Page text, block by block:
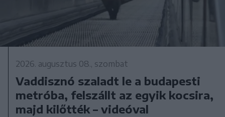
2026. augusztus 08., szombat
Vaddisznó szaladt le a budapesti
metróba, felszállt az egyik kocsira,
majd kilőtték – videóval